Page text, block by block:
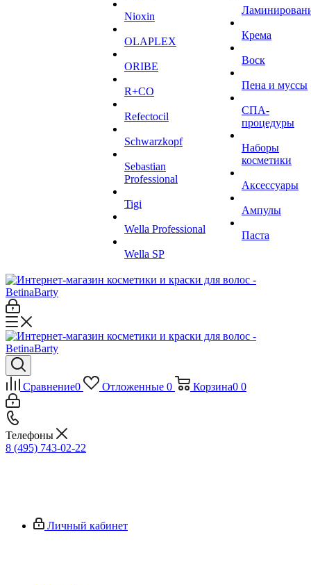
Niохin
OLAPLEX
ORIBE
R+CO
Refectocil
Schwarzkopf
Sebastian
Professional
Tigi
Wella Professional
Wella SP
Крема
Воск
Пена и муссы
СПА-
процедуры
Наборы
косметики
Аксессуары
Ампулы
Паста
Сравнение0 Отложенные 0 Корзина0 0
Телефоны
8 (495) 743-02-22
Личный кабинет